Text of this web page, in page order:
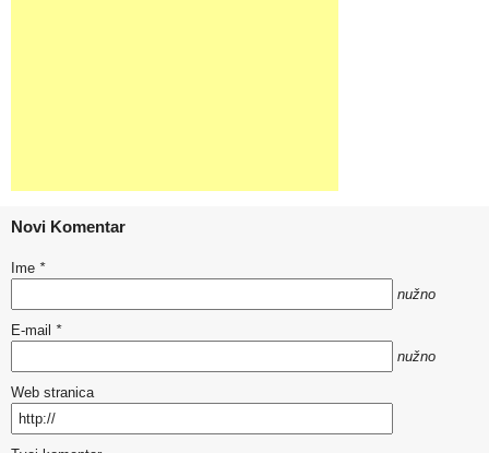
Novi Komentar
Ime *
nužno
E-mail *
nužno
Web stranica